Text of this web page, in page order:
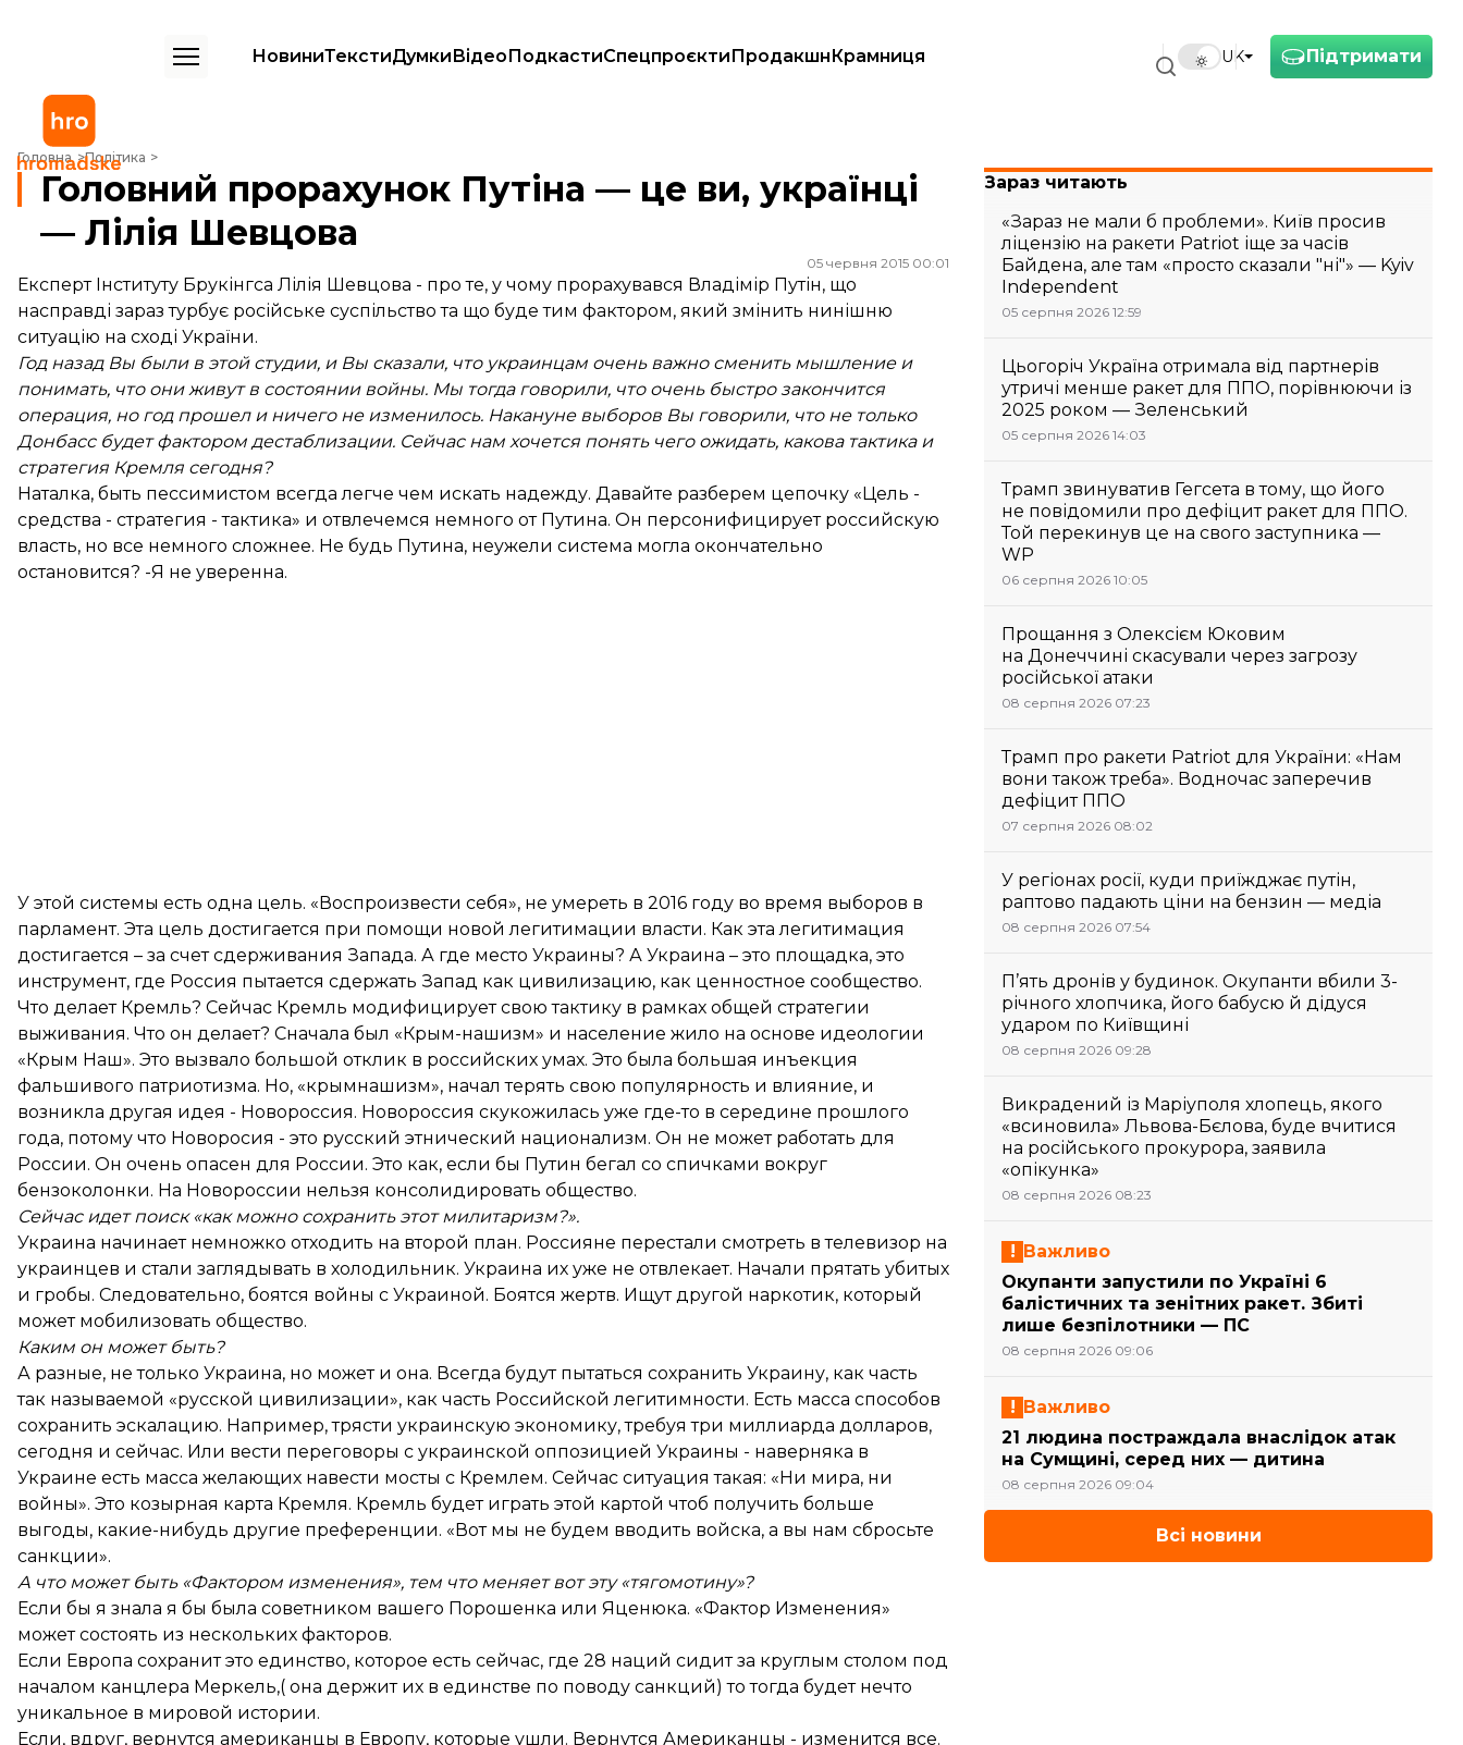
Підтримати
UK
НовиниТекстиДумкиВідеоПодкастиСпецпроєктиПродакшнКрамниця
Головна Політика
Головний прорахунок Путіна — це ви, українці — Лілія Шевцова
Головний прорахунок Путіна — це ви, українці
— Лілія Шевцова
05 червня 2015 00:01
Експерт Інституту Брукінгса Лілія Шевцова - про те, у чому прорахувався Владімір Путін, що
насправді зараз турбує російське суспільство та що буде тим фактором, який змінить нинішню
ситуацію на сході України.
Год назад Вы были в этой студии, и Вы сказали, что украинцам очень важно сменить мышление и
понимать, что они живут в состоянии войны. Мы тогда говорили, что очень быстро закончится
операция, но год прошел и ничего не изменилось. Накануне выборов Вы говорили, что не только
Донбасс будет фактором дестаблизации. Сейчас нам хочется понять чего ожидать, какова тактика и
стратегия Кремля сегодня?
Наталка, быть пессимистом всегда легче чем искать надежду. Давайте разберем цепочку «Цель -
средства - стратегия - тактика» и отвлечемся немного от Путина. Он персонифицирует российскую
власть, но все немного сложнее. Не будь Путина, неужели система могла окончательно
остановится? -Я не уверенна.
У этой системы есть одна цель. «Воспроизвести себя», не умереть в 2016 году во время выборов в
парламент. Эта цель достигается при помощи новой легитимации власти. Как эта легитимация
достигается – за счет сдерживания Запада. А где место Украины? А Украина – это площадка, это
инструмент, где Россия пытается сдержать Запад как цивилизацию, как ценностное сообщество.
Что делает Кремль? Сейчас Кремль модифицирует свою тактику в рамках общей стратегии
выживания. Что он делает? Сначала был «Крым-нашизм» и население жило на основе идеологии
«Крым Наш». Это вызвало большой отклик в российских умах. Это была большая инъекция
фальшивого патриотизма. Но, «крымнашизм», начал терять свою популярность и влияние, и
возникла другая идея - Новороссия. Новороссия скукожилась уже где-то в середине прошлого
года, потому что Новоросия - это русский этнический национализм. Он не может работать для
России. Он очень опасен для России. Это как, если бы Путин бегал со спичками вокруг
бензоколонки. На Новороссии нельзя консолидировать общество.
Сейчас идет поиск «как можно сохранить этот милитаризм?».
Украина начинает немножко отходить на второй план. Россияне перестали смотреть в телевизор на
украинцев и стали заглядывать в холодильник. Украина их уже не отвлекает. Начали прятать убитых
и гробы. Следовательно, боятся войны с Украиной. Боятся жертв. Ищут другой наркотик, который
может мобилизовать общество.
Каким он может быть?
А разные, не только Украина, но может и она. Всегда будут пытаться сохранить Украину, как часть
так называемой «русской цивилизации», как часть Российской легитимности. Есть масса способов
сохранить эскалацию. Например, трясти украинскую экономику, требуя три миллиарда долларов,
сегодня и сейчас. Или вести переговоры с украинской оппозицией Украины - наверняка в
Украине есть масса желающих навести мосты с Кремлем. Сейчас ситуация такая: «Ни мира, ни
войны». Это козырная карта Кремля. Кремль будет играть этой картой чтоб получить больше
выгоды, какие-нибудь другие преференции. «Вот мы не будем вводить войска, а вы нам сбросьте
санкции».
А что может быть «Фактором изменения», тем что меняет вот эту «тягомотину»?
Если бы я знала я бы была советником вашего Порошенка или Яценюка. «Фактор Изменения»
может состоять из нескольких факторов.
Если Европа сохранит это единство, которое есть сейчас, где 28 наций сидит за круглым столом под
началом канцлера Меркель,( она держит их в единстве по поводу санкций) то тогда будет нечто
уникальное в мировой истории.
Если, вдруг, вернутся американцы в Европу, которые ушли. Вернутся Американцы - изменится все.
Зараз читають
«Зараз не мали б проблеми». Київ просив
ліцензію на ракети Patriot іще за часів
Байдена, але там «просто сказали "ні"» — Kyiv
Independent
05 серпня 2026 12:59
Цьогоріч Україна отримала від партнерів
утричі менше ракет для ППО, порівнюючи із
2025 роком — Зеленський
05 серпня 2026 14:03
Трамп звинуватив Гегсета в тому, що його
не повідомили про дефіцит ракет для ППО.
Той перекинув це на свого заступника —
WP
06 серпня 2026 10:05
Прощання з Олексієм Юковим
на Донеччині скасували через загрозу
російської атаки
08 серпня 2026 07:23
Трамп про ракети Patriot для України: «Нам
вони також треба». Водночас заперечив
дефіцит ППО
07 серпня 2026 08:02
У регіонах росії, куди приїжджає путін,
раптово падають ціни на бензин — медіа
08 серпня 2026 07:54
П’ять дронів у будинок. Окупанти вбили 3-
річного хлопчика, його бабусю й дідуся
ударом по Київщині
08 серпня 2026 09:28
Викрадений із Маріуполя хлопець, якого
«всиновила» Львова-Бєлова, буде вчитися
на російського прокурора, заявила
«опікунка»
08 серпня 2026 08:23
Важливо
Окупанти запустили по Україні 6
балістичних та зенітних ракет. Збиті
лише безпілотники — ПС
08 серпня 2026 09:06
Важливо
21 людина постраждала внаслідок атак
на Сумщині, серед них — дитина
08 серпня 2026 09:04
Всі новини